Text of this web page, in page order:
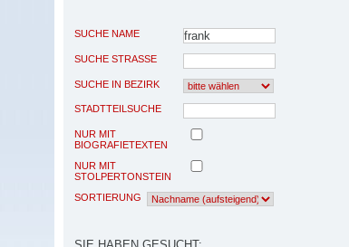
SUCHE NAME
SUCHE STRASSE
SUCHE IN BEZIRK
STADTTEILSUCHE
NUR MIT
BIOGRAFIETEXTEN
NUR MIT
STOLPERTONSTEIN
SORTIERUNG